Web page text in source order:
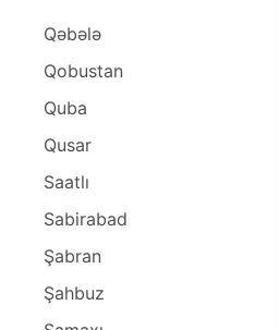
Qəbələ
Qobustan
Quba
Qusar
Saatlı
Sabirabad
Şabran
Şahbuz